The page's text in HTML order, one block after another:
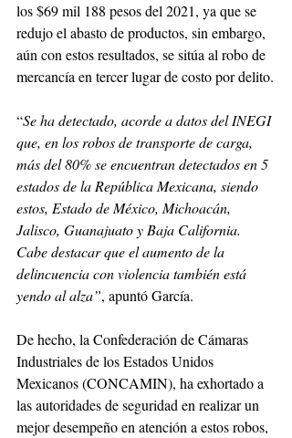
los $69 mil 188 pesos del 2021, ya que se
redujo el abasto de productos, sin embargo,
aún con estos resultados, se sitúa al robo de
mercancía en tercer lugar de costo por delito.
“Se ha detectado, acorde a datos del INEGI
que, en los robos de transporte de carga,
más del 80% se encuentran detectados en 5
estados de la República Mexicana, siendo
estos, Estado de México, Michoacán,
Jalisco, Guanajuato y Baja California.
Cabe destacar que el aumento de la
delincuencia con violencia también está
yendo al alza”, apuntó García.
De hecho, la Confederación de Cámaras
Industriales de los Estados Unidos
Mexicanos (CONCAMIN), ha exhortado a
las autoridades de seguridad en realizar un
mejor desempeño en atención a estos robos,